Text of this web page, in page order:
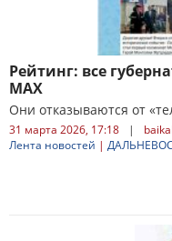
Рейтинг: все
MAX
Они отказываются от
31 марта 2026, 17:18 |
Лента новостей |